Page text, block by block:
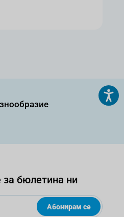
за бюлетина ни
Абонирам се